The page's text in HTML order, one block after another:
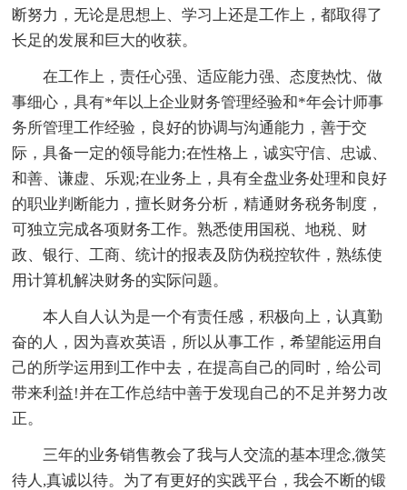
断努力，无论是思想上、学习上还是工作上，都取得了
长足的发展和巨大的收获。
在工作上，责任心强、适应能力强、态度热忱、做
事细心，具有*年以上企业财务管理经验和*年会计师事
务所管理工作经验，良好的协调与沟通能力，善于交
际，具备一定的领导能力;在性格上，诚实守信、忠诚、
和善、谦虚、乐观;在业务上，具有全盘业务处理和良好
的职业判断能力，擅长财务分析，精通财务税务制度，
可独立完成各项财务工作。熟悉使用国税、地税、财
政、银行、工商、统计的报表及防伪税控软件，熟练使
用计算机解决财务的实际问题。
本人自人认为是一个有责任感，积极向上，认真勤
奋的人，因为喜欢英语，所以从事工作，希望能运用自
己的所学运用到工作中去，在提高自己的同时，给公司
带来利益!并在工作总结中善于发现自己的不足并努力改
正。
三年的业务销售教会了我与人交流的基本理念,微笑
待人,真诚以待。为了有更好的实践平台，我会不断的锻